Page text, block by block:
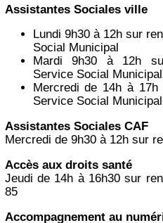
Assistantes Sociales ville
Lundi 9h30 à 12h sur
Social Municipal
Mardi 9h30 à 12h
Service Social Municipal
Mercredi de 14h à
Service Social Municipal
Assistantes Sociales CAF
Mercredi de 9h30 à 12h sur
Accès aux droits santé
Jeudi de 14h à 16h30 sur
85
Accompagnement au